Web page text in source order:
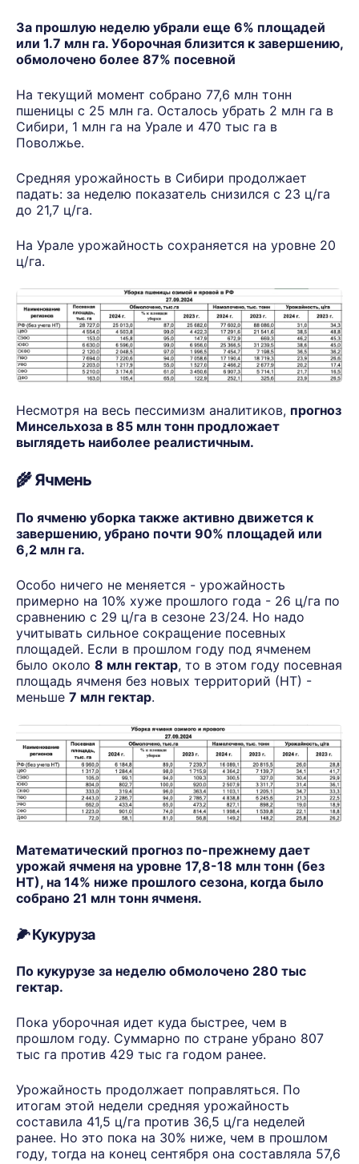
За прошлую неделю убрали еще 6% площадей
или 1.7 млн га. Уборочная близится к завершению,
обмолочено более 87% посевной
На текущий момент собрано 77,6 млн тонн
пшеницы с 25 млн га. Осталось убрать 2 млн га в
Сибири, 1 млн га на Урале и 470 тыс га в
Поволжье.
Средняя урожайность в Сибири продолжает
падать: за неделю показатель снизился с 23 ц/га
до 21,7 ц/га.
На Урале урожайность сохраняется на уровне 20
ц/га.
Несмотря на весь пессимизм аналитиков, прогноз
Минсельхоза в 85 млн тонн продложает
выглядеть наиболее реалистичным.
🌾Ячмень
По ячменю уборка также активно движется к
завершению, убрано почти 90% площадей или
6,2 млн га.
Особо ничего не меняется - урожайность
примерно на 10% хуже прошлого года - 26 ц/га по
сравнению с 29 ц/га в сезоне 23/24. Но надо
учитывать сильное сокращение посевных
площадей. Если в прошлом году под ячменем
было около 8 млн гектар, то в этом году посевная
площадь ячменя без новых территорий (НТ) -
меньше 7 млн гектар.
Математический прогноз по-прежнему дает
урожай ячменя на уровне 17,8-18 млн тонн (без
НТ), на 14% ниже прошлого сезона, когда было
собрано 21 млн тонн ячменя.
🌽Кукуруза
По кукурузе за неделю обмолочено 280 тыс
гектар.
Пока уборочная идет куда быстрее, чем в
прошлом году. Суммарно по стране убрано 807
тыс га против 429 тыс га годом ранее.
Урожайность продолжает поправляться. По
итогам этой недели средняя урожайность
составила 41,5 ц/га против 36,5 ц/га неделей
ранее. Но это пока на 30% ниже, чем в прошлом
году, тогда на конец сентября она составляла 57,6